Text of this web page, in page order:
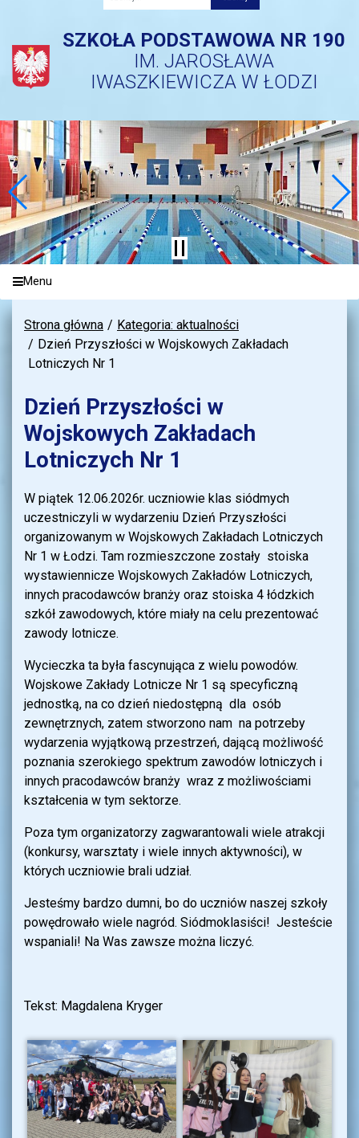
SZKOŁA PODSTAWOWA NR 190
IM. JAROSŁAWA
IWASZKIEWICZA W ŁODZI
Menu
Strona główna
Kategoria: aktualności
Dzień Przyszłości w Wojskowych Zakładach
Lotniczych Nr 1
Dzień Przyszłości w
Wojskowych Zakładach
Lotniczych Nr 1
W piątek 12.06.2026r. uczniowie klas siódmych
uczestniczyli w wydarzeniu Dzień Przyszłości
organizowanym w Wojskowych Zakładach Lotniczych
Nr 1 w Łodzi. Tam rozmieszczone zostały stoiska
wystawiennicze Wojskowych Zakładów Lotniczych,
innych pracodawców branży oraz stoiska 4 łódzkich
szkół zawodowych, które miały na celu prezentować
zawody lotnicze.
Wycieczka ta była fascynująca z wielu powodów.
Wojskowe Zakłady Lotnicze Nr 1 są specyficzną
jednostką, na co dzień niedostępną dla osób
zewnętrznych, zatem stworzono nam na potrzeby
wydarzenia wyjątkową przestrzeń, dającą możliwość
poznania szerokiego spektrum zawodów lotniczych i
innych pracodawców branży wraz z możliwościami
kształcenia w tym sektorze.
Poza tym organizatorzy zagwarantowali wiele atrakcji
(konkursy, warsztaty i wiele innych aktywności), w
których uczniowie brali udział.
Jesteśmy bardzo dumni, bo do uczniów naszej szkoły
powędrowało wiele nagród. Siódmoklasiści! Jesteście
wspaniali! Na Was zawsze można liczyć.
Tekst: Magdalena Kryger